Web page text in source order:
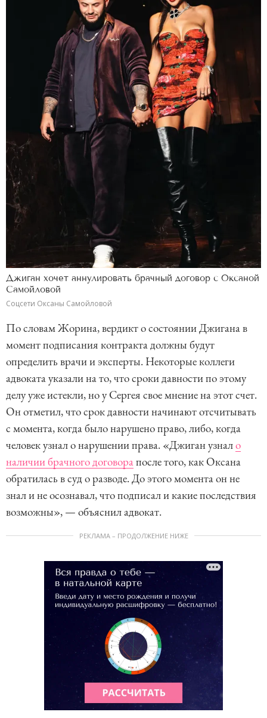
Джиган хочет аннулировать брачный договор с Оксаной
Самойловой
Соцсети Оксаны Самойловой
По словам Жорина, вердикт о состоянии Джигана в
момент подписания контракта должны будут
определить врачи и эксперты. Некоторые коллеги
адвоката указали на то, что сроки давности по этому
делу уже истекли, но у Сергея свое мнение на этот счет.
Он отметил, что срок давности начинают отсчитывать
с момента, когда было нарушено право, либо, когда
человек узнал о нарушении права. «Джиган узнало
наличии брачного договорапосле того, как Оксана
обратилась в суд о разводе. До этого момента он не
знал и не осознавал, что подписал и какие последствия
возможны», — объяснил адвокат.
РЕКЛАМА – ПРОДОЛЖЕНИЕ НИЖЕ